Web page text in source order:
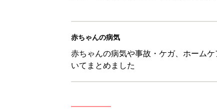
赤ちゃんの病気
赤ちゃんの病気や事故・ケガ、ホームケ
いてまとめました